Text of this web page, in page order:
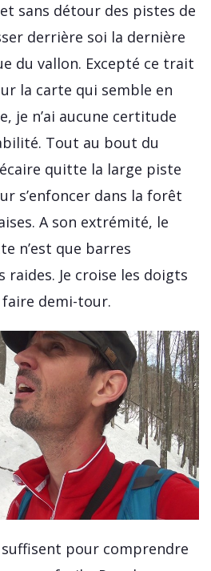
sans détour des pistes de
derrière soi la dernière
du vallon. Excepté ce trait
la carte qui semble en
je n’ai aucune certitude
Tout au bout du
quitte la large piste
s’enfoncer dans la forêt
A son extrémité, le
n’est que barres
raides. Je croise les doigts
demi-tour.
suffisent pour comprendre